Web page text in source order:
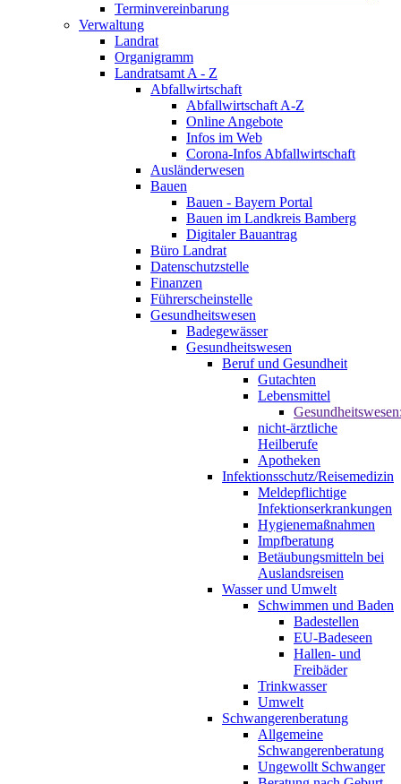
Terminvereinbarung
Verwaltung
Landrat
Organigramm
Landratsamt A - Z
Abfallwirtschaft
Abfallwirtschaft A-Z
Online Angebote
Infos im Web
Corona-Infos Abfallwirtschaft
Ausländerwesen
Bauen
Bauen - Bayern Portal
Bauen im Landkreis Bamberg
Digitaler Bauantrag
Büro Landrat
Datenschutzstelle
Finanzen
Führerscheinstelle
Gesundheitswesen
Badegewässer
Gesundheitswesen
Beruf und Gesundheit
Gutachten
Lebensmittel
nicht-ärztliche
Heilberufe
Apotheken
Infektionsschutz/Reisemedizin
Meldepflichtige
Infektionserkrankungen
Hygienemaßnahmen
Impfberatung
Betäubungsmitteln bei
Auslandsreisen
Wasser und Umwelt
Schwimmen und Baden
Badestellen
EU-Badeseen
Hallen- und
Freibäder
Trinkwasser
Umwelt
Schwangerenberatung
Allgemeine
Schwangerenberatung
Ungewollt Schwanger